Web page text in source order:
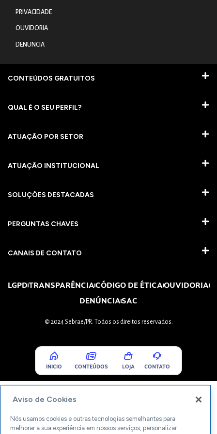
PRIVACIDADE
OUVIDORIA
DENUNCIA
CONTEÚDOS GRATUITOS
QUAL É O SEU PERFIL?
ATUAÇÃO POR SETOR
ATUAÇÃO INSTITUCIONAL
SOLUÇÕES DESTACADAS
PERGUNTAS CHAVES​
CANAIS DE CONTATO
LGPDTRANSPARÊNCIACÓDIGO DE ÉTICAOUVIDORIA
DENÚNCIASAC
© 2024 Sebrae/PR. Todos os direitos reservados.
INICIO CONTEÚDOS LOJA CONTATO
Aviso de Cookies
Nós usamos cookies e outras tecnologias semelhantes para
melhorar a sua experiência em nossos serviços, personalizar